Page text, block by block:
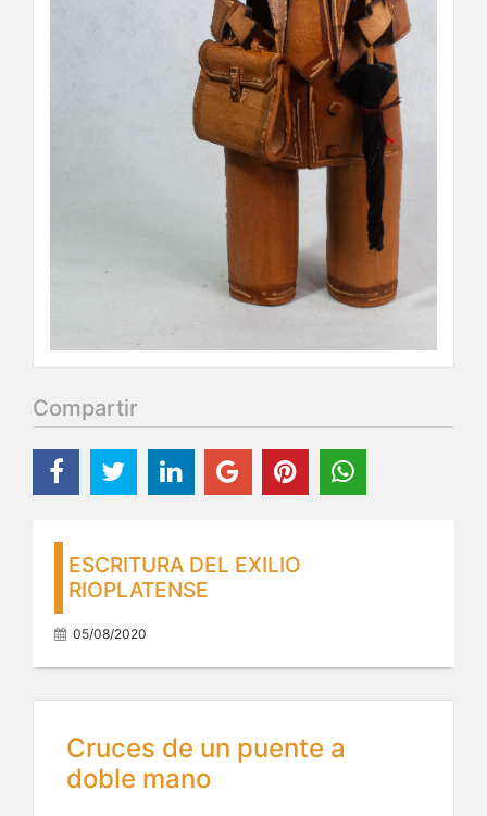
Compartir
ESCRITURA DEL EXILIO
RIOPLATENSE
05/08/2020
Cruces de un puente a
doble mano